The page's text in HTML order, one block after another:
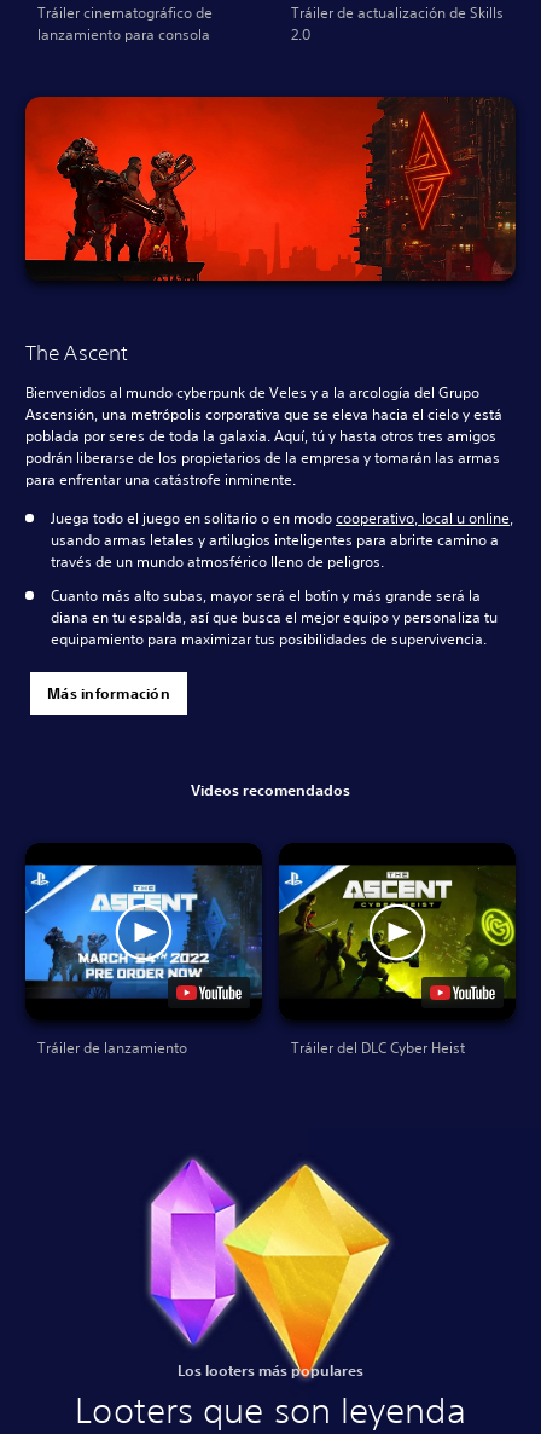
Tráiler cinematográfico de
lanzamiento para consola
Tráiler de actualización de Skills
2.0
The Ascent
Bienvenidos al mundo cyberpunk de Veles y a la arcología del Grupo
Ascensión, una metrópolis corporativa que se eleva hacia el cielo y está
poblada por seres de toda la galaxia. Aquí, tú y hasta otros tres amigos
podrán liberarse de los propietarios de la empresa y tomarán las armas
para enfrentar una catástrofe inminente.
Juega todo el juego en solitario o en modocooperativo, local u online,
usando armas letales y artilugios inteligentes para abrirte camino a
través de un mundo atmosférico lleno de peligros.
Cuanto más alto subas, mayor será el botín y más grande será la
diana en tu espalda, así que busca el mejor equipo y personaliza tu
equipamiento para maximizar tus posibilidades de supervivencia.
Más información
Videos recomendados
Tráiler de lanzamiento Tráiler del DLC Cyber Heist
Los looters más populares
Looters que son leyenda